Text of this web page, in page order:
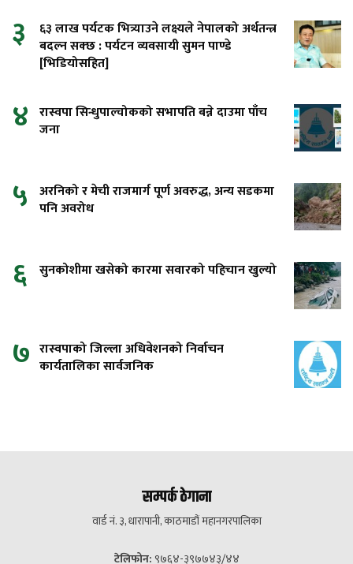
३
६३ लाख पर्यटक भित्र्याउने लक्ष्यले नेपालको अर्थतन्त्र
बदल्न सक्छ : पर्यटन व्यवसायी सुमन पाण्डे
[भिडियोसहित]
४ रास्वपा सिन्धुपाल्चोकको सभापति बन्ने दाउमा पाँच
जना
५ अरनिको र मेची राजमार्ग पूर्ण अवरुद्ध, अन्य सडकमा
पनि अवरोध
६ सुनकोशीमा खसेको कारमा सवारको पहिचान खुल्यो
७ रास्वपाको जिल्ला अधिवेशनको निर्वाचन
कार्यतालिका सार्वजनिक
सम्पर्क ठेगाना
वार्ड नं. ३, धारापानी, काठमाडौं महानगरपालिका
टेलिफोन: ९७६४-३९७७४३/४४